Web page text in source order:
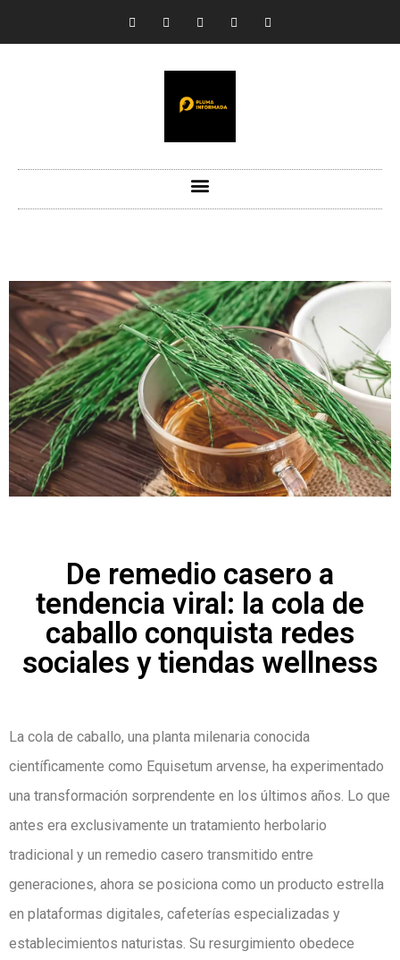
De remedio casero a
tendencia viral: la cola de
caballo conquista redes
sociales y tiendas wellness
La cola de caballo, una planta milenaria conocida
científicamente como Equisetum arvense, ha experimentado
una transformación sorprendente en los últimos años. Lo que
antes era exclusivamente un tratamiento herbolario
tradicional y un remedio casero transmitido entre
generaciones, ahora se posiciona como un producto estrella
en plataformas digitales, cafeterías especializadas y
establecimientos naturistas. Su resurgimiento obedece